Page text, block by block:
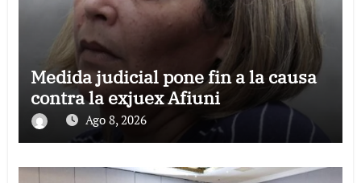
Medida judicial pone fin a la causa
contra la exjuex Afiuni
Ago 8, 2026